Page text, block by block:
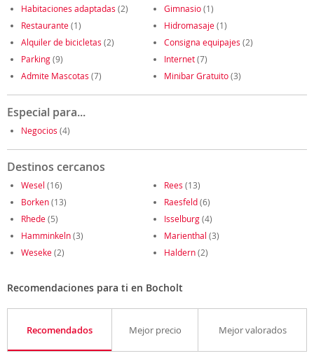
Habitaciones adaptadas (2) Gimnasio(1)
Restaurante(1) Hidromasaje(1)
Alquiler de bicicletas (2) Consigna equipajes (2)
Parking(9) Internet(7)
Admite Mascotas (7) Minibar Gratuito(3)
Especial para...
Negocios (4)
Destinos cercanos
Wesel (16) Rees (13)
Borken(13) Raesfeld(6)
Rhede(5) Isselburg(4)
Hamminkeln(3) Marienthal (3)
Weseke(2) Haldern(2)
Recomendaciones para ti en Bocholt
Recomendados Mejor precio Mejor valorados